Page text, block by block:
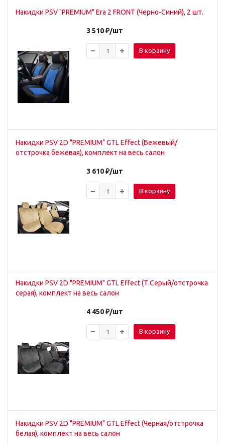
Накидки PSV "PREMIUM" Era 2 FRONT (Черно-Синий), 2 шт.
3 510₽/шт
В корзину
Накидки PSV 2D "PREMIUM" GTL Effect (Бежевый/
отстрочка бежевая), комплект на весь салон
3 610₽/шт
В корзину
Накидки PSV 2D "PREMIUM" GTL Effect (Т.Серый/отстрочка
серая), комплект на весь салон
4 450₽/шт
В корзину
Накидки PSV 2D "PREMIUM" GTL Effect (Черная/отстрочка
белая), комплект на весь салон